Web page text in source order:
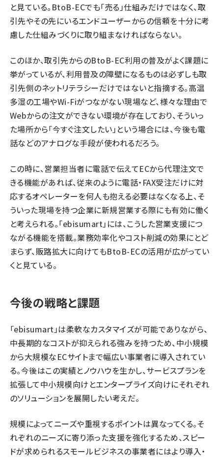
と見ている。BtoB-ECでも「売る」仕組みだけではなく、取
引先やその先にいるエンドユーザーからの信頼を十分に考
慮した仕組みづくりに取り組まなければならない。
このほか、取引先からのBtoB-EC利用の普及がよく課題に
挙がっているが、利用普及の障壁になるものは必ずしも取
引先側のネットリテラシーだけではないと指摘する。高温
多湿の工場やWi-Fiがつながない現場など、様々な理由で
Webからの注文ができない環境が存在しており、そういっ
た場所から「今すぐ注文したい」という場合には、今後も電
話などのアナログな手段が使われるだろう。
この時に、営業担当者に電話で伝えてECから代理注文で
きる機能があれば、従来のように電話・FAX受注だけに対
応するオペレーターを何人も抱える必要はなくなる上、そ
ういった現場を持つ企業に新規営業する際にも有効に働く
と考えられる。「ebisumart」には、こうした営業支援につ
ながる機能を搭載。業務効率化やコスト削減の効果にとど
まらず、販路拡大に向けてもBtoB-ECの活用が広がってい
くと見ている。
今後の戦略と課題
「ebisumart」は柔軟なカスタマイズが可能でありながら、
中長期的なコストが抑えられる強みを持つため、中小規模
から大規模なECサイトまで幅広い事業者に導入されてい
る。今後はこの実績とノウハウを生かし、サービスプランを
拡張して中小規模向けとエンタープライズ向けにそれぞれ
のソリューションを展開したい考えだ。
規模によってニーズや重視するポイントは異なってくる。そ
れぞれのニーズに寄り添った支援を強化するため、スピー
ドが求められるスモールビジネスの事業者にはより導入・